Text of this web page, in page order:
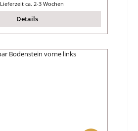
Lieferzeit ca. 2-3 Wochen
Details